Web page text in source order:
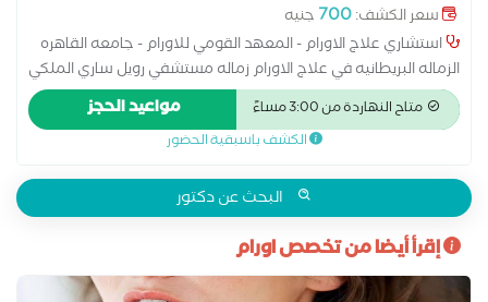
سعر الكشف:700 جنيه
استشاري علاج الاورام - المعهد القومي للاورام - جامعه القاهره
الزماله البريطانيه في علاج الاورام زماله مستشفي رويل ساري الملكي
بانجلترا
متاح النهاردة من 3:00 مساءً مواعيد الحجز
الكشف باسبقية الحضور
البحث عن دكتور
إقرأ أيضا من تخصص اورام